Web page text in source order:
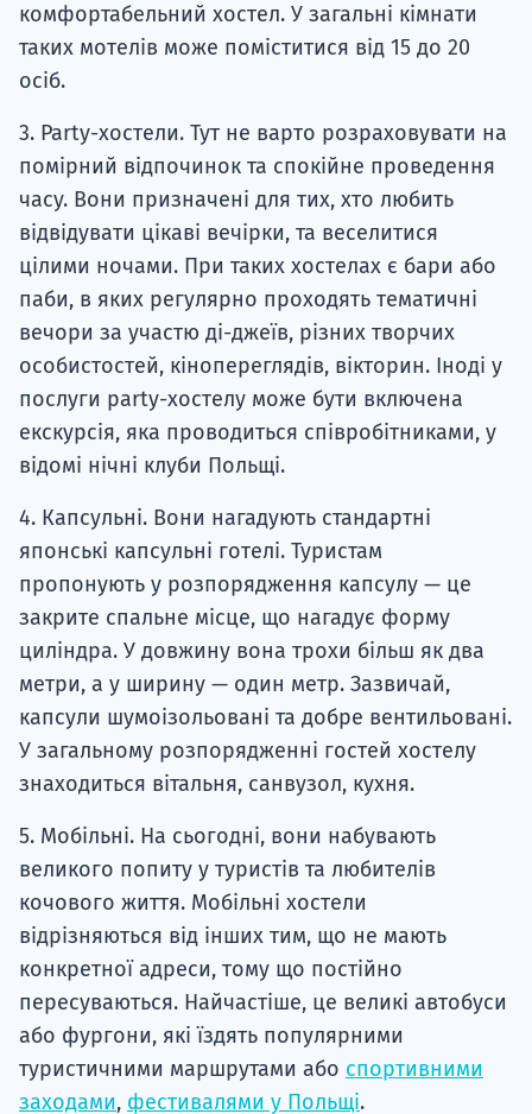
комфортабельний хостел. У загальні кімнати
таких мотелів може поміститися від 15 до 20
осіб.
3. Party-хостели. Тут не варто розраховувати на
помірний відпочинок та спокійне проведення
часу. Вони призначені для тих, хто любить
відвідувати цікаві вечірки, та веселитися
цілими ночами. При таких хостелах є бари або
паби, в яких регулярно проходять тематичні
вечори за участю ді-джеїв, різних творчих
особистостей, кінопереглядів, вікторин. Іноді у
послуги party-хостелу може бути включена
екскурсія, яка проводиться співробітниками, у
відомі нічні клуби Польщі.
4. Капсульні. Вони нагадують стандартні
японські капсульні готелі. Туристам
пропонують у розпорядження капсулу — це
закрите спальне місце, що нагадує форму
циліндра. У довжину вона трохи більш як два
метри, а у ширину — один метр. Зазвичай,
капсули шумоізольовані та добре вентильовані.
У загальному розпорядженні гостей хостелу
знаходиться вітальня, санвузол, кухня.
5. Мобільні. На сьогодні, вони набувають
великого попиту у туристів та любителів
кочового життя. Мобільні хостели
відрізняються від інших тим, що не мають
конкретної адреси, тому що постійно
пересуваються. Найчастіше, це великі автобуси
або фургони, які їздять популярними
туристичними маршрутами або спортивними
заходами, фестивалями у Польщі.